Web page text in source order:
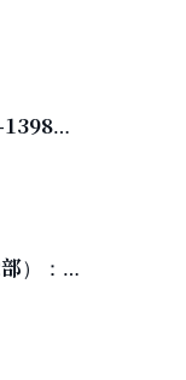
的
）：